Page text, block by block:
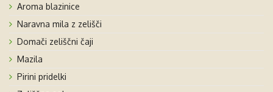
Aroma blazinice
Naravna mila z zelišči
Domači zeliščni čaji
Mazila
Pirini pridelki